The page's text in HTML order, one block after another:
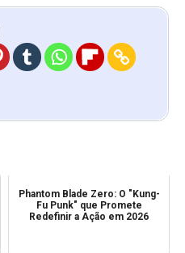
Phantom Blade Zero: O "Kung-
Fu Punk" que Promete
Redefinir a Ação em 2026